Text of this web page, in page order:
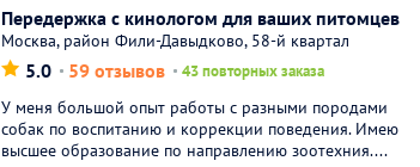
Передержка с кинологом для ваших питомцев
Москва, район Фили-Давыдково, 58-й квартал
5.0 59 отзывов 43 повторных заказа
У меня большой опыт работы с разными породами
собак по воспитанию и коррекции поведения. Имею
высшее образование по направлению зоотехния....